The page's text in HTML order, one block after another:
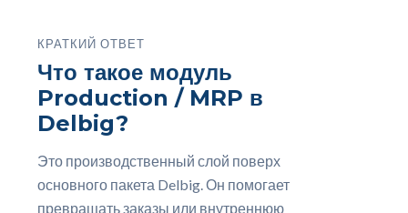
КРАТКИЙ ОТВЕТ
Что такое модуль
Production / MRP в
Delbig?
Это производственный слой поверх
основного пакета Delbig. Он помогает
превращать заказы или внутреннюю